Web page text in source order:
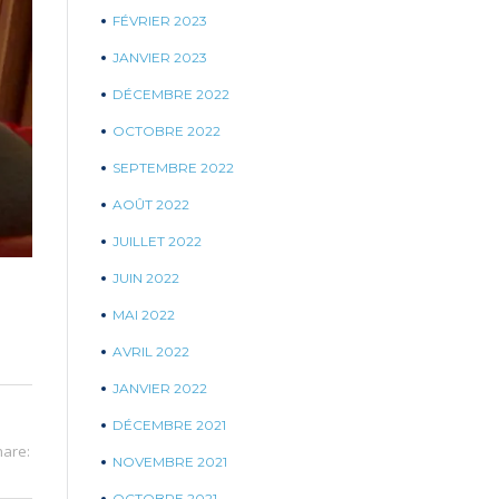
FÉVRIER 2023
JANVIER 2023
DÉCEMBRE 2022
OCTOBRE 2022
SEPTEMBRE 2022
AOÛT 2022
JUILLET 2022
JUIN 2022
MAI 2022
AVRIL 2022
JANVIER 2022
DÉCEMBRE 2021
NOVEMBRE 2021